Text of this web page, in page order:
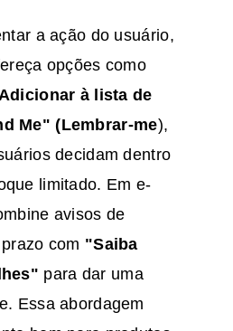
a ação do usuário,
opções como
à lista de
Me" (Lembrar-me),
decidam dentro
limitado. Em e-
avisos de
com "Saiba
para dar uma
Essa abordagem